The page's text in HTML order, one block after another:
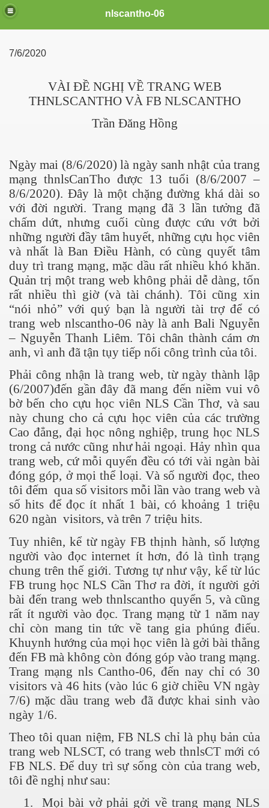
nlscantho-06
7/6/2020
VÀI ĐỀ NGHỊ VỀ TRANG WEB
THNLSCANTHO VÀ FB NLSCANTHO
Trần Đăng Hồng
Ngày mai (8/6/2020) là ngày sanh nhật của trang
mạng thnlsCanTho được 13 tuổi (8/6/2007 –
8/6/2020). Đây là một chặng đường khá dài so
với đời người. Trang mạng đã 3 lần tưởng đã
chấm dứt, nhưng cuối cùng được cứu vớt bởi
những người đầy tâm huyết, những cựu học viên
và nhất là Ban Điều Hành, có cùng quyết tâm
duy trì trang mạng, mặc dầu rất nhiều khó khăn.
Quản trị một trang web không phải dễ dàng, tốn
rất nhiều thì giờ (và tài chánh). Tôi cũng xin
“nói nhỏ” với quý bạn là người tài trợ để có
trang web nlscantho-06 này là anh Bali Nguyễn
– Nguyễn Thanh Liêm. Tôi chân thành cám ơn
anh, vì anh đã tận tụy tiếp nối công trình của tôi.
Phải công nhận là trang web, từ ngày thành lập
(6/2007)đến gần đây đã mang đến niềm vui vô
bờ bến cho cựu học viên NLS Cần Thơ, và sau
này chung cho cả cựu học viên của các trường
Cao đẳng, đại học nông nghiệp, trung học NLS
trong cả nước cũng như hải ngoại. Hảy nhìn qua
trang web, cứ mỗi quyển đều có tới vài ngàn bài
đóng góp, ở mọi thể loại. Và số người đọc, theo
tôi đếm qua số visitors mỗi lần vào trang web và
số hits để đọc ít nhất 1 bài, có khoảng 1 triệu
620 ngàn visitors, và trên 7 triệu hits.
Tuy nhiên, kể từ ngày FB thịnh hành, số lượng
người vào đọc internet ít hơn, đó là tình trạng
chung trên thế giới. Tương tự như vậy, kể từ lúc
FB trung học NLS Cần Thơ ra đời, ít người gởi
bài đến trang web thnlscantho quyển 5, và cũng
rất ít người vào đọc. Trang mạng từ 1 năm nay
chỉ còn mang tin tức về tang gia phúng điếu.
Khuynh hướng của mọi học viên là gởi bài thẳng
đến FB mà không còn đóng góp vào trang mạng.
Trang mạng nls Cantho-06, đến nay chỉ có 30
visitors và 46 hits (vào lúc 6 giờ chiều VN ngày
7/6) mặc dầu trang web đã được khai sinh vào
ngày 1/6.
Theo tôi quan niệm, FB NLS chỉ là phụ bản của
trang web NLSCT, có trang web thnlsCT mới có
FB NLS. Để duy trì sự sống còn của trang web,
tôi đề nghị như sau:
1.
Mọi bài vở phải gởi về trang mạng NLS
em
1
2
4
5
6
7
bộ.
8
9
10
11
12
13
14
15